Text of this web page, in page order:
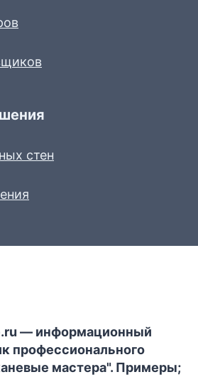
стен
— информационный
профессионального
мастера". Примеры;